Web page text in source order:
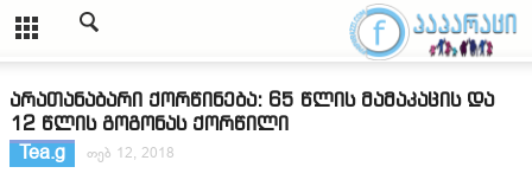
არათანაბარი ქორწინება: 65 წლის მამაკაცის და
12 წლის გოგონას ქორწილი
Tea.g
თებ 12, 2018